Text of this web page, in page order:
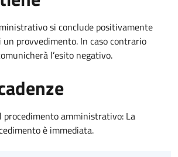
si conclude positivamente
un provvedimento. In caso contrario
l’esito negativo.
procedimento amministrativo: La
è immediata.